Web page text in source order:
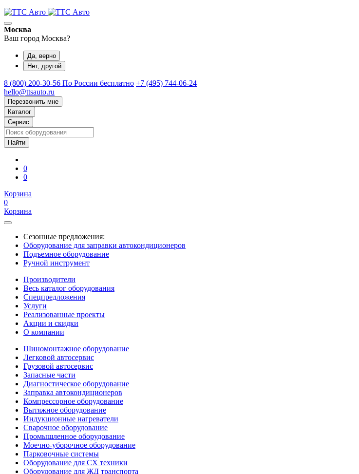
Москва
Ваш город Москва?
Да, верно
Нет, другой
8 (800) 200-30-56 По России бесплатно +7 (495) 744-06-24
hello@ttsauto.ru
Перезвонить мне
Каталог
Сервис
0
0
Корзина
0
Корзина
Сезонные предложения:
Оборудование для заправки автокондиционеров
Подъемное оборудование
Ручной инструмент
Производители
Весь каталог оборудования
Спецпредложения
Услуги
Реализованные проекты
Акции и скидки
О компании
Шиномонтажное оборудование
Легковой автосервис
Грузовой автосервис
Запасные части
Диагностическое оборудование
Заправка автокондиционеров
Компрессорное оборудование
Вытяжное оборудование
Индукционные нагреватели
Сварочное оборудование
Промышленное оборудование
Моечно-уборочное оборудование
Парковочные системы
Оборудование для СХ техники
Оборудование для ЖД транспорта